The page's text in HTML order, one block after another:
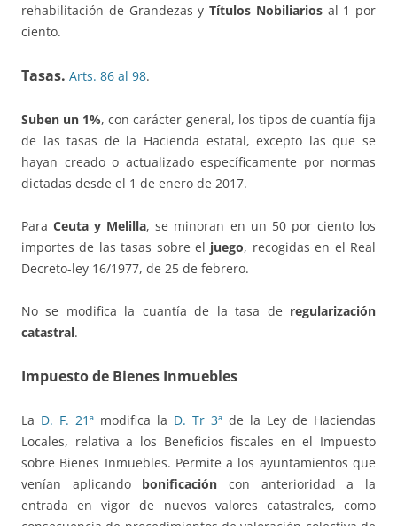
rehabilitación de Grandezas y Títulos Nobiliariosal 1 por
ciento.
Tasas. Arts. 86 al 98.
Suben un 1%, con carácter general, los tipos de cuantía fija
de las tasas de la Hacienda estatal, excepto las que se
hayan creado o actualizado específicamente por normas
dictadas desde el 1 de enero de 2017.
ParaCeuta y Melilla, se minoran en un 50 por ciento los
importes de las tasas sobre el juego, recogidas en el Real
Decreto-ley 16/1977, de 25 de febrero.
No se modifica la cuantía de la tasa de regularización
catastral.
Impuesto de Bienes Inmuebles
La D. F. 21ª modifica la D. Tr 3ª de la Ley de Haciendas
Locales, relativa a los Beneficios fiscales en el Impuesto
sobre Bienes Inmuebles. Permite a los ayuntamientos que
venían aplicando bonificación con anterioridad a la
entrada en vigor de nuevos valores catastrales, como